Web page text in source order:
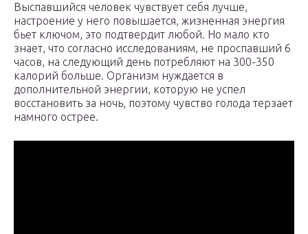
Выспавшийся человек чувствует себя лучше,
настроение у него повышается, жизненная энергия
бьет ключом, это подтвердит любой. Но мало кто
знает, что согласно исследованиям, не проспавший 6
часов, на следующий день потребляют на 300-350
калорий больше. Организм нуждается в
дополнительной энергии, которую не успел
восстановить за ночь, поэтому чувство голода терзает
намного острее.